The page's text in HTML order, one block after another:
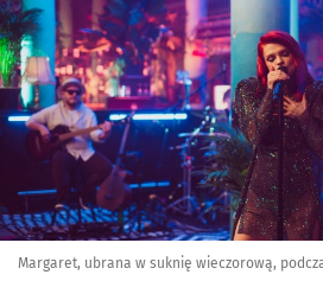
Margaret, ubrana w suknię wieczorową,